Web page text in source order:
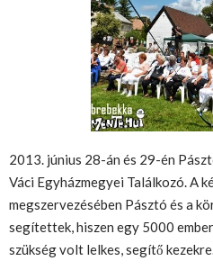
2013. június 28-án és 29-én
Váci Egyházmegyei Találkozó. A
megszervezésében Pásztó és a
segítettek, hiszen egy 5000
szükség volt lelkes, segítő